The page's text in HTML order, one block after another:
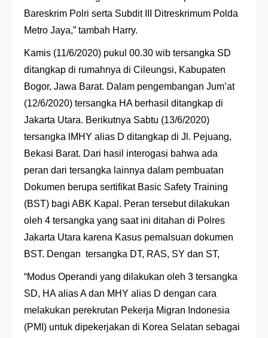
Bareskrim Polri serta Subdit III Ditreskrimum Polda
Metro Jaya,” tambah Harry.
Kamis (11/6/2020) pukul 00.30 wib tersangka SD
ditangkap di rumahnya di Cileungsi, Kabupaten
Bogor, Jawa Barat. Dalam pengembangan Jum’at
(12/6/2020) tersangka HA berhasil ditangkap di
Jakarta Utara. Berikutnya Sabtu (13/6/2020)
tersangka lMHY alias D ditangkap di Jl. Pejuang,
Bekasi Barat. Dari hasil interogasi bahwa ada
peran dari tersangka lainnya dalam pembuatan
Dokumen berupa sertifikat Basic Safety Training
(BST) bagi ABK Kapal. Peran tersebut dilakukan
oleh 4 tersangka yang saat ini ditahan di Polres
Jakarta Utara karena Kasus pemalsuan dokumen
BST. Dengan tersangka DT, RAS, SY dan ST,
“Modus Operandi yang dilakukan oleh 3 tersangka
SD, HA alias A dan MHY alias D dengan cara
melakukan perekrutan Pekerja Migran Indonesia
(PMI) untuk dipekerjakan di Korea Selatan sebagai